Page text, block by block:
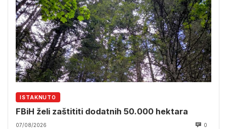
ISTAKNUTO
FBiH želi zaštititi dodatnih 50.000 hektara
07/08/2026 0